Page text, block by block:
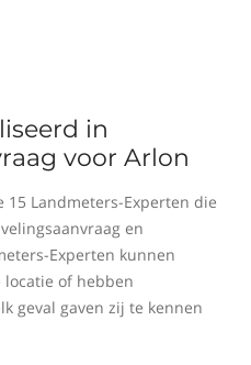
in
voor Arlon
15 Landmeters-Experten die
en
Experten kunnen
of hebben
geval gaven zij te kennen